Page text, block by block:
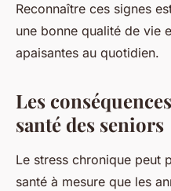
Reconnaître ces signes
une bonne qualité de vie
apaisantes au quotidien.
Les
santé des seniors
Le stress chronique peut
santé à mesure que les